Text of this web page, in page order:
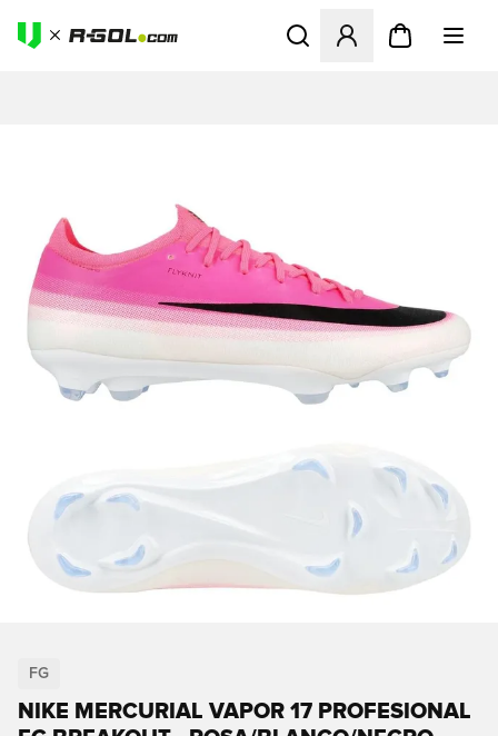
Abre un modal para iniciar
FG
NIKE MERCURIAL VAPOR 17 PROFESIONAL